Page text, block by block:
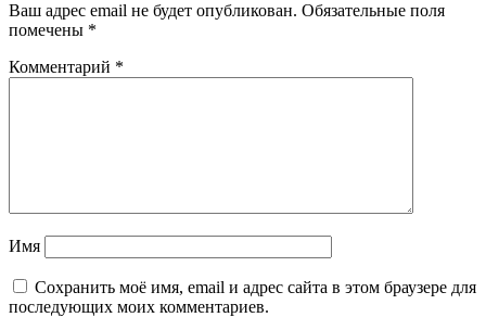
Ваш адрес email не будет опубликован. Обязательные поля
помечены *
Комментарий *
Имя
Сохранить моё имя, email и адрес сайта в этом браузере для
последующих моих комментариев.